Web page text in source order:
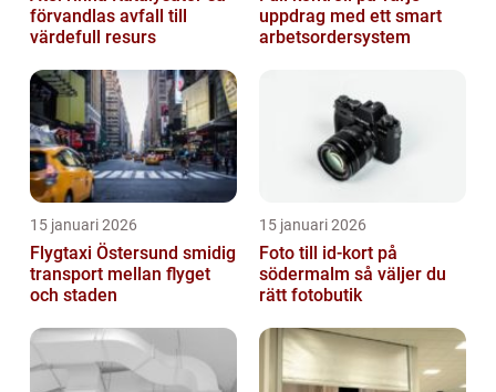
förvandlas avfall till
värdefull resurs
uppdrag med ett smart
arbetsordersystem
15 januari 2026
Flygtaxi Östersund smidig
transport mellan flyget
och staden
15 januari 2026
Foto till id-kort på
södermalm så väljer du
rätt fotobutik